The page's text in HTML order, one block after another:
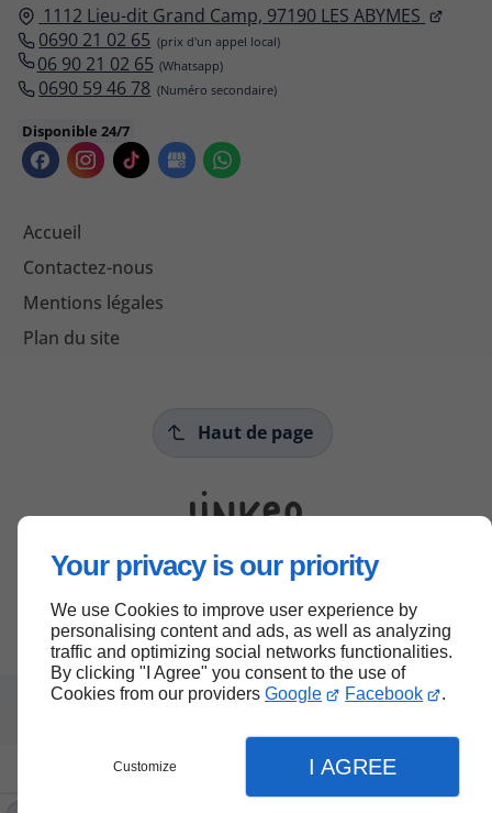
Your privacy is our priority
We use Cookies to improve user experience by
personalising content and ads, as well as analyzing
traffic and optimizing social networks functionalities.
By clicking "I Agree" you consent to the use of
Cookies from our providers Google Facebook .
Customize I AGREE
1112 Lieu-dit Grand Camp, 97190 LES ABYMES
0690 21 02 65
06 90 21 02 65
0690 59 46 78
Disponible 24/7
Accueil
Contactez-nous
Mentions légales
Plan du site
Haut de page